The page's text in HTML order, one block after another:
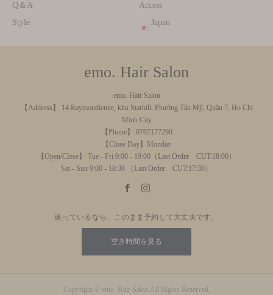
Q＆A
Style
Access
Japan
emo. Hair Salon
emo. Hair Salon
【Address】 14 Raymondienne, khu Starhill, Phường Tân Mỹ, Quận 7, Ho Chi
Minh City
【Phone】 0707177290
【Close Day】Monday
【Open/Close】 Tue - Fri 9:00 - 19:00（Last Order CUT:18:00）
Sat - Sun 9:00 - 18:30 （Last Order CUT:17:30）
迷っているなら、このまま予約して大丈夫です。
空き時間を見る
Copyright © emo. Hair Salon All Rights Reserved.